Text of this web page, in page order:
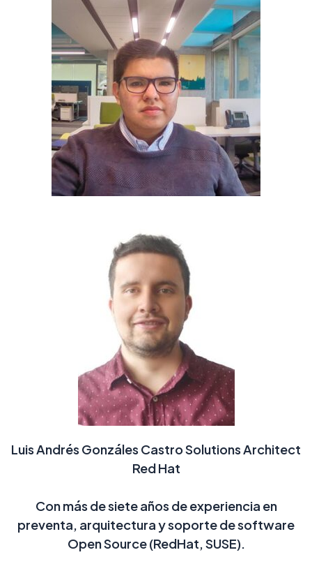
Luis Andrés Gonzáles CastroSolutions Architect
Red Hat
Con más de siete años de experiencia en
preventa, arquitectura y soporte de software
Open Source (RedHat, SUSE).